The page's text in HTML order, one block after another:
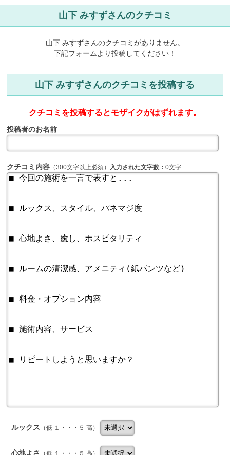
山下 みすずさんのクチコミ
山下 みすずさんのクチコミがありません。
下記フォームより投稿してください！
山下 みすずさんのクチコミを投稿する
クチコミを投稿するとモザイクがはずれます。
投稿者のお名前
クチコミ内容 （300文字以上必須） 入力された文字数：0文字
ルックス （低 １・・・５ 高）
心地よさ （低 １・・・５ 高）